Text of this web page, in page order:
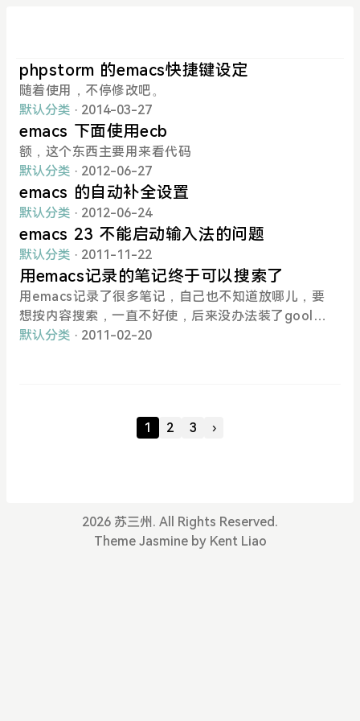
phpstorm 的emacs快捷键设定
随着使用，不停修改吧。
默认分类 · 2014-03-27
emacs 下面使用ecb
额，这个东西主要用来看代码
默认分类 · 2012-06-27
emacs 的自动补全设置
默认分类 · 2012-06-24
emacs 23 不能启动输入法的问题
默认分类 · 2011-11-22
用emacs记录的笔记终于可以搜索了
用emacs记录了很多笔记，自己也不知道放哪儿，要
想按内容搜索，一直不好使，后来没办法装了goole
桌面。但是google桌面是整个电脑硬盘都搜索，有时
默认分类 · 2011-02-20
1 2 3 ›
2026 苏三州. All Rights Reserved.
Theme Jasmineby Kent Liao